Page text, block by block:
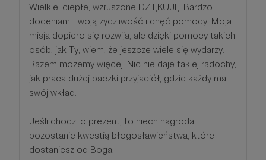
Wielkie, ciepłe, wzruszone DZIĘKUJĘ. Bardzo
doceniam Twoją życzliwość i chęć pomocy. Moja
misja dopiero się rozwija, ale dzięki pomocy takich
osób, jak Ty, wiem, że jeszcze wiele się wydarzy.
Razem możemy więcej. Nic nie daje takiej radochy,
jak praca dużej paczki przyjaciół, gdzie każdy ma
swój wkład.
Jeśli chodzi o prezent, to niech nagroda
pozostanie kwestią błogosławieństwa, które
dostaniesz od Boga.